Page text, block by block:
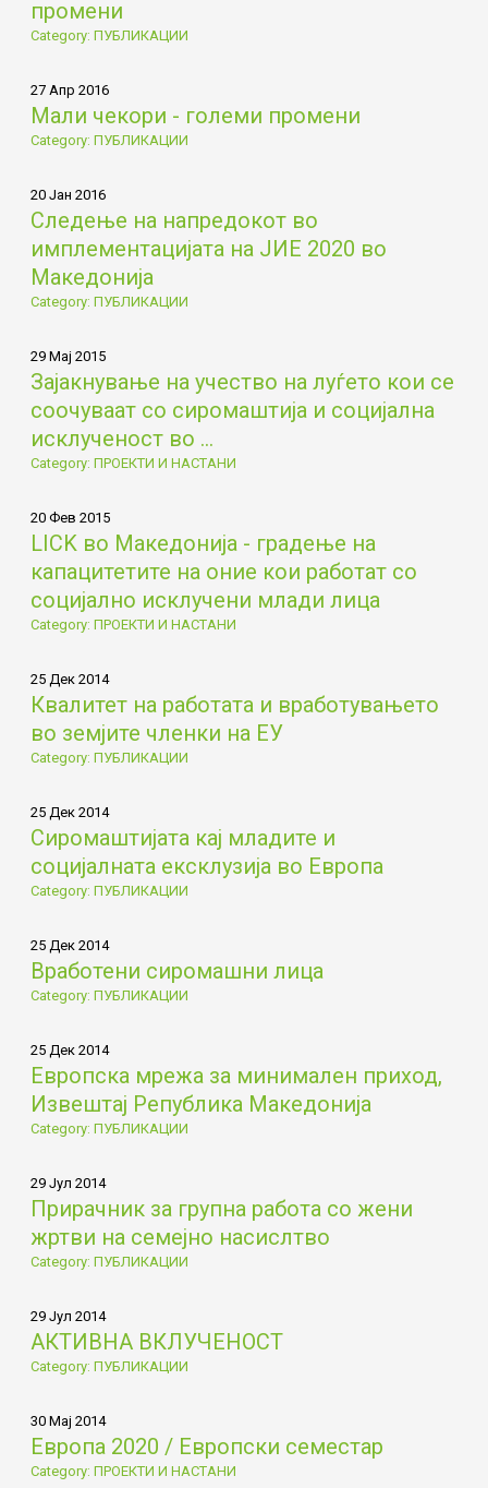
промени
Category: ПУБЛИКАЦИИ
27 Апр 2016
Мали чекори - големи промени
Category: ПУБЛИКАЦИИ
20 Јан 2016
Следење на напредокот во
имплементацијата на ЈИЕ 2020 во
Македонија
Category: ПУБЛИКАЦИИ
29 Мај 2015
Зајакнување на учество на луѓето кои се
соочуваат со сиромаштија и социјална
исклученост во ...
Category: ПРОЕКТИ И НАСТАНИ
20 Фев 2015
LICK во Македонија - градење на
капацитетите на оние кои работат со
социјално исклучени млади лица
Category: ПРОЕКТИ И НАСТАНИ
25 Дек 2014
Квалитет на работата и вработувањето
во земјите членки на ЕУ
Category: ПУБЛИКАЦИИ
25 Дек 2014
Сиромаштијата кај младите и
социјалната ексклузија во Европа
Category: ПУБЛИКАЦИИ
25 Дек 2014
Вработени сиромашни лица
Category: ПУБЛИКАЦИИ
25 Дек 2014
Европска мрежа за минимален приход,
Извештај Република Македонија
Category: ПУБЛИКАЦИИ
29 Јул 2014
Прирачник за групна работа со жени
жртви на семејно насислтво
Category: ПУБЛИКАЦИИ
29 Јул 2014
АКТИВНА ВКЛУЧЕНОСТ
Category: ПУБЛИКАЦИИ
30 Мај 2014
Европа 2020 / Европски семестар
Category: ПРОЕКТИ И НАСТАНИ